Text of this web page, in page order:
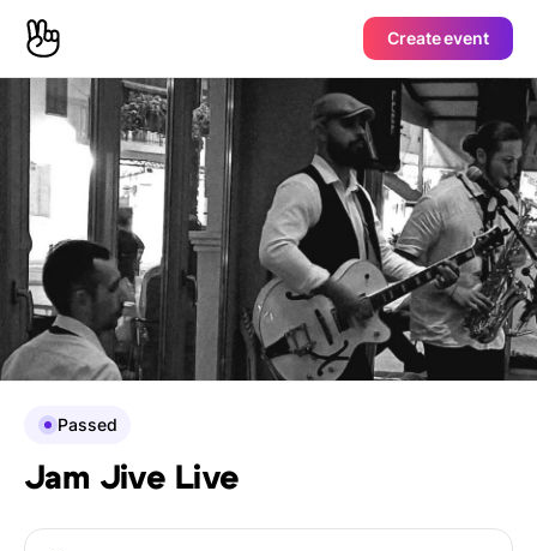
Create event
Passed
Jam Jive Live